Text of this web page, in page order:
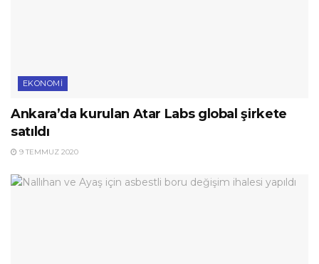
EKONOMI
Ankara’da kurulan Atar Labs global şirkete
satıldı
9 TEMMUZ 2020